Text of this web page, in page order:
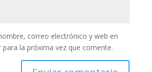
correo electrónico y web en
para la próxima vez que comente.